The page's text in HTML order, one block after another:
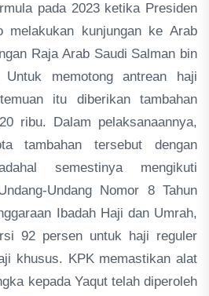
pada 2023 ketika Presiden
melakukan kunjungan ke Arab
Raja Arab Saudi Salman bin
memotong antrean haji
itu diberikan tambahan
ribu. Dalam pelaksanaannya,
tambahan tersebut dengan
semestinya mengikuti
Undang Nomor 8 Tahun
Ibadah Haji dan Umrah,
92 persen untuk haji reguler
khusus. KPK memastikan alat
kepada Yaqut telah diperoleh